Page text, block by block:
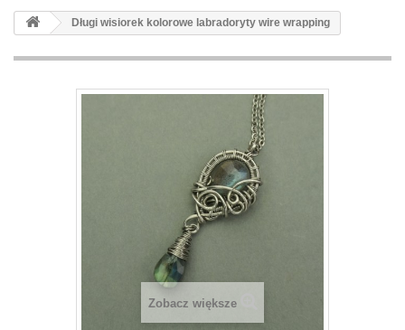
Długi wisiorek kolorowe labradoryty wire wrapping
Zobacz większe